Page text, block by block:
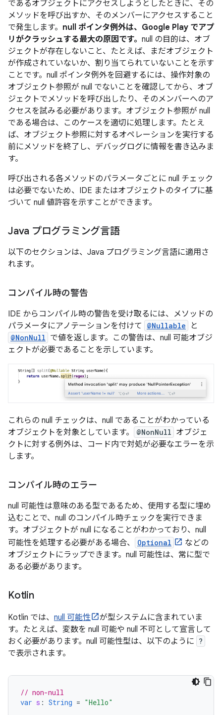
であるオブジェクトにアクセスしようとしたときに、その
メソッドを呼び出すか、そのメンバーにアクセスすること
で発生します。 null ポインタ例外は、Google Play でアプ
リがクラッシュする最大の原因です。 null の目的は、オブ
ジェクトが存在しないこと、たとえば、まだオブジェクト
が作成されていないか、割り当てられていないことを示す
ことです。null ポインタ例外を回避するには、操作対象の
オブジェクト参照が null でないことを確認してから、オブ
ジェクトでメソッドを呼び出したり、そのメンバーへのア
クセスを試みる必要があります。オブジェクト参照が null
である場合は、このケースを適切に処理します。たとえ
ば、オブジェクト参照に対するオペレーションを実行する
前にメソッドを終了し、デバッグログに情報を書き込みま
す。
呼び出される各メソッドのパラメータごとに null チェック
は必要でないため、IDE またはオブジェクトのタイプに基
づいて null 値許容を示すことができます。
Java プログラミング言語
以下のセクションは、Java プログラミング言語に適用さ
れます。
コンパイル時の警告
IDE からコンパイル時の警告を受け取るには、メソッドの
パラメータにアノテーションを付けて
@Nullable と
@NonNull で値を返します。この警告は、null 可能オブジ
ェクトが必要であることを示しています。
これらの null チェックは、null であることがわかっている
オブジェクトを対象としています。
@NonNull オブジェ
クトに対する例外は、コード内で対処が必要なエラーを示
します。
コンパイル時のエラー
null 可能性は意味のある型であるため、使用する型に埋め
込むことで、null のコンパイル時チェックを実行できま
す。オブジェクトが null になることがわかっており、null
可能性を処理する必要がある場合、
Optional
などの
オブジェクトにラップできます。null 可能性は、常に型で
ある必要があります。
Kotlin
Kotlin では、 null 可能性
が型システムに含まれていま
す。たとえば、変数を null 可能や null 不可として宣言して
おく必要があります。null 可能性型は、以下のように ?
で表示されます。
// non-null
var s : String = "Hello"